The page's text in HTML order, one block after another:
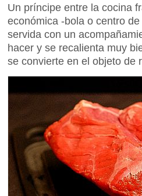
Un príncipe entre la cocina
económica -bola o centro
servida con un
hacer y se recalienta muy
se convierte en el objeto de